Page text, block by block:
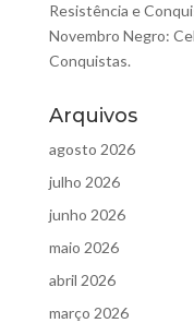
Resistência e
Novembro Negro:
Conquistas.
Arquivos
agosto 2026
julho 2026
junho 2026
maio 2026
abril 2026
março 2026